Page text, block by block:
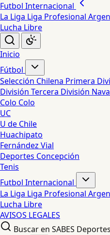
Futbol Internacional
La Liga Liga Profesional
Lucha Libre
Inicio
Fútbol
Selección Chilena Primera
División Tercera División
Colo Colo
UC
U de Chile
Huachipato
Fernández Vial
Deportes Concepción
Tenis
Futbol Internacional
La Liga Liga Profesional
Lucha Libre
AVISOS LEGALES
Buscar en SABES Deportes